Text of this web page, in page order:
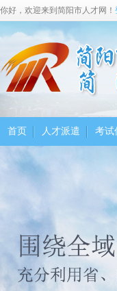
你好，欢迎来到简阳市人才网！
首页 人才派遣 考试